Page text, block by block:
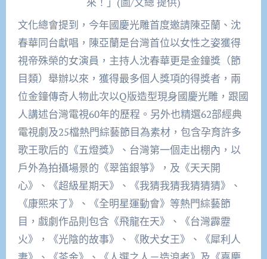
文化總會提到，今年國慶光雕首度邀請陳亞蘭、沈
春華同台獻唱，陳亞蘭是台灣首位以女性之姿獲得
視帝殊榮的女演員，主持人沈春華更是金鐘獎（節
目類）舉辦以來，獲得最多個人獎項的得獎者，兩
位金鐘傳奇人物此次以Q版造型現身國慶光雕，跟國
人講述台灣電視60年的歷程。另外也精選62部經典
電視劇及25檔熱門綜藝節目為素材，包含孕育許多
歌王歌后的《五燈獎》、台灣第一個走出棚內，以
戶外為拍攝場景的《翠笛銀箏》，及《天天開
心》、《超級星期天》、《我猜我猜我猜猜猜》、
《康熙來了》、《全明星運動會》等熱門綜藝節
目，戲劇作品則包含《飛龍在天》、《台灣霹靂
火》，《光陰的故事》、《敗犬女王》、《犀利人